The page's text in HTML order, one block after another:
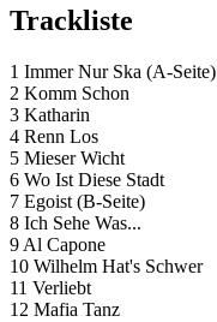
Trackliste
1 Immer Nur Ska (A-Seite)
2 Komm Schon
3 Katharin
4 Renn Los
5 Mieser Wicht
6 Wo Ist Diese Stadt
7 Egoist (B-Seite)
8 Ich Sehe Was...
9 Al Capone
10 Wilhelm Hat's Schwer
11 Verliebt
12 Mafia Tanz